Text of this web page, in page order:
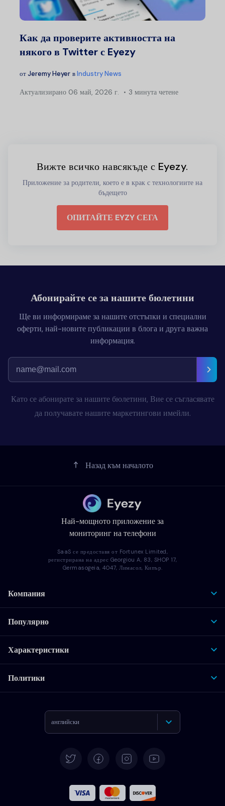
Как да проверите активността на
някого в Twitter с Eyezy
отJeremy Heyer вIndustry News
Актуализирано 06 май, 2026 г. 3 минута четене
Вижте всичко навсякъде с Eyezy.
Приложение за родители, което е в крак с технологиите на
бъдещето
ОПИТАЙТЕ EYZY СЕГА
Абонирайте се за нашите бюлетини
Ще ви информираме за нашите отстъпки и специални
оферти, най-новите публикации в блога и друга важна
информация.
Като се абонирате за нашите бюлетини, Вие се съгласявате
да получавате нашите маркетингови имейли.
Назад към началото
Най-мощното приложение за
мониторинг на телефони
SaaS се предоставя от Fortunex Limited,
регистрирана на адрес Georgiou A, 83, SHOP 17,
Germasogeia, 4047, Лимасол, Кипър.
Компания
Популярно
Характеристики
Политики
английски
Француски